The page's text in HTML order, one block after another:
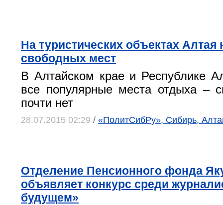
На туристических объектах Алтая
свободных мест
В Алтайском крае и Республике
все популярные места отдыха –
почти нет
28.07.2015 02:29 / «ПолитСибРу», Сибирь,
Отделение Пенсионного фонда
объявляет конкурс среди
будущем»